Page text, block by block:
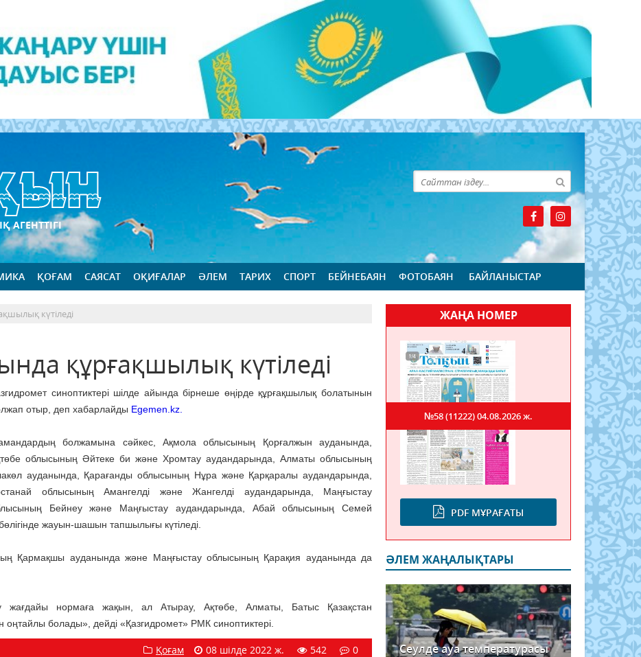
АГЕНТТІГІ
ҚОҒАМ САЯСАТ ОҚИҒАЛАР ӘЛЕМ ТАРИХ СПОРТ БЕЙНЕБАЯН ФОТОБАЯН БАЙЛАНЫСТАР
күтіледі
құрғақшылық күтіледі
синоптиктері шілде айында бірнеше өңірде құрғақшылық болатынын
отыр, деп хабарлайды Egemen.kz.
болжамына сәйкес, Ақмола облысының Қорғалжын ауданында,
облысының Әйтеке би және Хромтау аудандарында, Алматы облысының
ауданында, Қарағанды облысының Нұра және Қарқаралы аудандарында,
облысының Амангелді және Жангелді аудандарында, Маңғыстау
Бейнеу және Маңғыстау аудандарында, Абай облысының Семей
жауын-шашын тапшылығы күтіледі.
Қармақшы ауданында және Маңғыстау облысының Қарақия ауданында да
жағдайы нормаға жақын, ал Атырау, Ақтөбе, Алматы, Батыс Қазақстан
болады», дейді «Қазгидромет» РМК синоптиктері.
Қоғам 08 шілде 2022 ж. 542 0
ЖАҢА НОМЕР
PDF МҰРАҒАТЫ
№58 (11222)04.08.2026 ж.
ӘЛЕМ ЖАҢАЛЫҚТАРЫ
Сеулде ауа температурасы